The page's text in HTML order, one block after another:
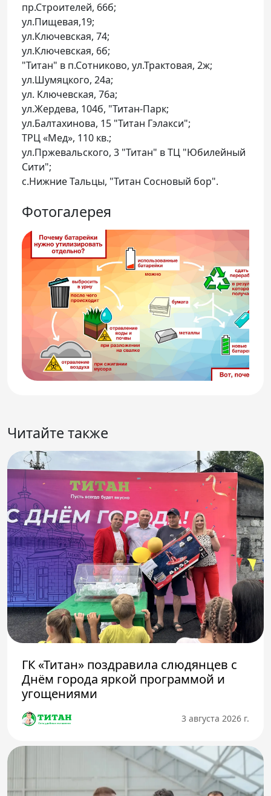
пр.Строителей, 66б;
ул.Пищевая,19;
ул.Ключевская, 74;
ул.Ключевская, 6б;
"Титан" в п.Сотниково, ул.Трактовая, 2ж;
ул.Шумяцкого, 24а;
ул. Ключевская, 76а;
ул.Жердева, 104б, "Титан-Парк;
ул.Балтахинова, 15 "Титан Гэлакси";
ТРЦ «Мед», 110 кв.;
ул.Пржевальского, 3 "Титан" в ТЦ "Юбилейный
Сити";
с.Нижние Тальцы, "Титан Сосновый бор".
Фотогалерея
Читайте также
ГК «Титан» поздравила слюдянцев с
Днём города яркой программой и
угощениями
3 августа 2026 г.